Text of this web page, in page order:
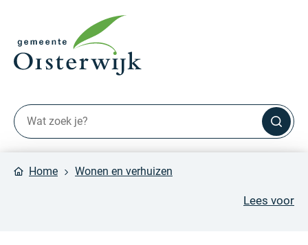
Home Wonen en verhuizen
Lees voor